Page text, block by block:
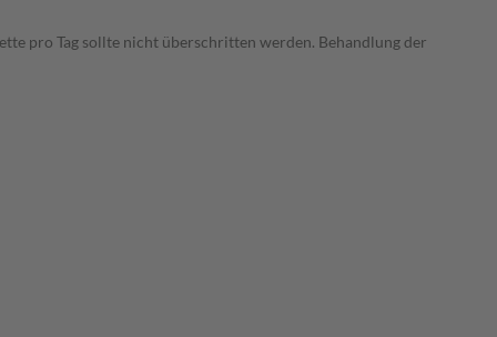
pro Tag sollte nicht überschritten werden. Behandlung der